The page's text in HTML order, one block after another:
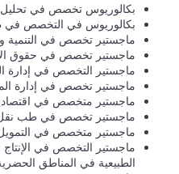
بكالوريوس تخصص في تحليل
بكالوريوس في التخصص في
ماجستير تخصص في التنمية
ماجستير تخصص في حقوق
ماجستير التخصص في إدارة
ماجستير تخصص في إدارة
ماجستير متخصص في
ماجستير تخصص في طب نقل
ماجستير متخصص في التمويل
ماجستير التخصص في الإنتاج
الطبيعية في المناطق